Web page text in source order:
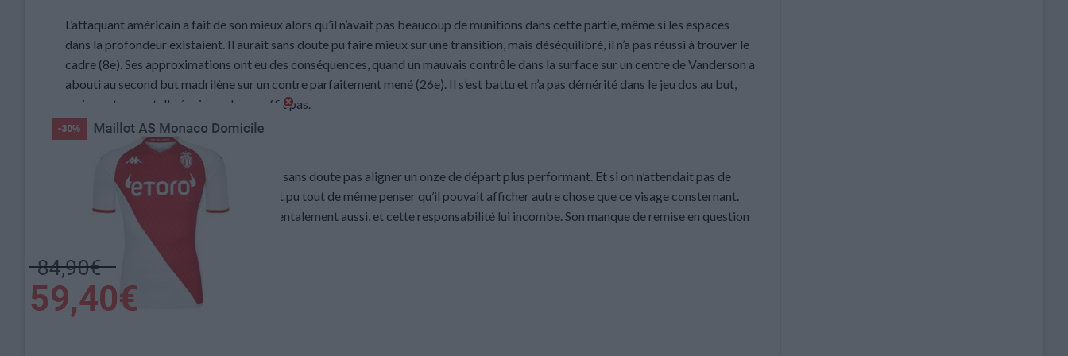
L’attaquant américain a fait de son mieux alors qu’il n’avait pas beaucoup de munitions dans cette partie, même si les espaces
dans la profondeur existaient. Il aurait sans doute pu faire mieux sur une transition, mais déséquilibré, il n’a pas réussi à trouver le
cadre (8e). Ses approximations ont eu des conséquences, quand un mauvais contrôle dans la surface sur un centre de Vanderson a
abouti au second but madrilène sur un contre parfaitement mené (26e). Il s’est battu et n’a pas démérité dans le jeu dos au but,
mais contre une telle équipe cela ne suffit pas.
Sébastien Pocognoli : 2/10
Vu les joueurs à disposition, il ne pouvait sans doute pas aligner un onze de départ plus performant. Et si on n’attendait pas de
celui-ci un exploit au Bernabeu, on aurait pu tout de même penser qu’il pouvait afficher autre chose que ce visage consternant.
Tactiquement, il y a beaucoup à faire, mentalement aussi, et cette responsabilité lui incombe. Son manque de remise en question
va finir par lui coûter sa place
Moyenne : 3,2/10